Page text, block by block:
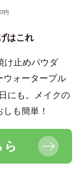
円
はこれ
け止めパウダ
ウォータープル
にも。メイクの
も簡単！